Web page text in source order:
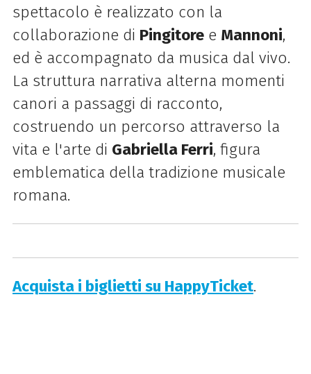
spettacolo è realizzato con la
collaborazione di Pingitoree Mannoni,
ed è accompagnato da musica dal vivo.
La struttura narrativa alterna momenti
canori a passaggi di racconto,
costruendo un percorso attraverso la
vita e l'arte di Gabriella Ferri, figura
emblematica della tradizione musicale
romana.
Acquista i biglietti su HappyTicket.